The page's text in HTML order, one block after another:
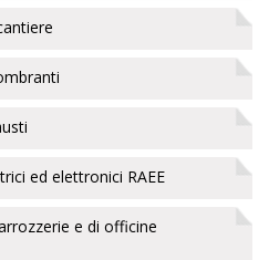
ed elettronici RAEE
e di officine